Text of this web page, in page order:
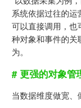
系统依据过往的
可以直接调用，也
种对象和事件的关
为。
# 更强的对象管
当数据维度做宽、